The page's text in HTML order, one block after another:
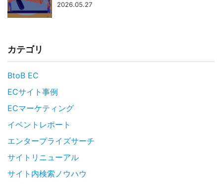
2026.05.27
カテゴリ
BtoB EC
ECサイト事例
ECマーケティング
イベントレポート
エンタープライズサーチ
サイトリニューアル
サイト内検索ノウハウ